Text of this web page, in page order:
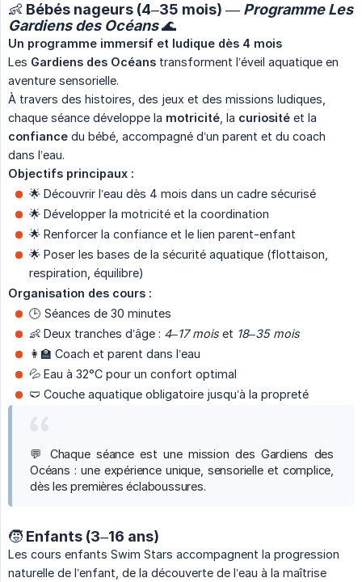
👶 Bébés nageurs (4–35 mois) — Programme Les
Gardiens des Océans🌊
Un programme immersif et ludique dès 4 mois
Les Gardiens des Océans transforment l’éveil aquatique en
aventure sensorielle.
À travers des histoires, des jeux et des missions ludiques,
chaque séance développe la motricité , la curiosité et la
confiance du bébé, accompagné d’un parent et du coach
dans l’eau.
Objectifs principaux :
🌟 Découvrir l’eau dès 4 mois dans un cadre sécurisé
🌟 Développer la motricité et la coordination
🌟 Renforcer la confiance et le lien parent-enfant
🌟 Poser les bases de la sécurité aquatique (flottaison,
respiration, équilibre)
Organisation des cours :
🕒 Séances de 30 minutes
👶 Deux tranches d’âge : 4–17 moiset 18–35 mois
👩‍🏫 Coach et parent dans l’eau
💦 Eau à 32°C pour un confort optimal
🩲 Couche aquatique obligatoire jusqu’à la propreté
💬 Chaque séance est une mission des Gardiens des
Océans : une expérience unique, sensorielle et complice,
dès les premières éclaboussures.
🧒 Enfants (3–16 ans)
Les cours enfants Swim Stars accompagnent la progression
naturelle de l’enfant, de la découverte de l’eau à la maîtrise